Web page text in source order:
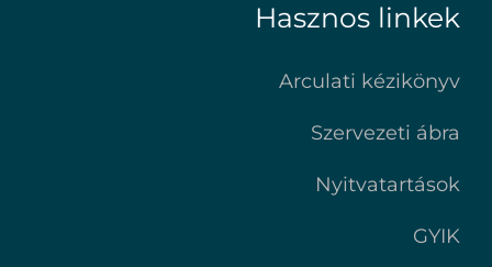
Hasznos linkek
Arculati kézikönyv
Szervezeti ábra
Nyitvatartások
GYIK